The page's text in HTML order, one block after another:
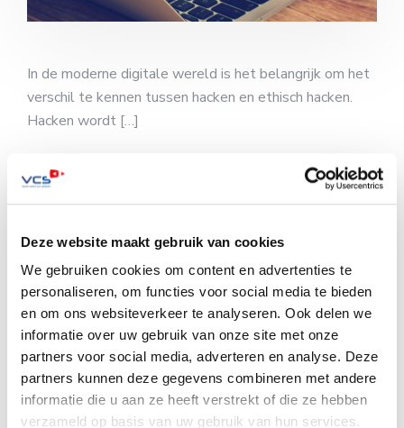
Deze website maakt gebruik van cookies
We gebruiken cookies om content en advertenties te
personaliseren, om functies voor social media te bieden
en om ons websiteverkeer te analyseren. Ook delen we
informatie over uw gebruik van onze site met onze
partners voor social media, adverteren en analyse. Deze
partners kunnen deze gegevens combineren met andere
informatie die u aan ze heeft verstrekt of die ze hebben
verzameld op basis van uw gebruik van hun services.
In de moderne digitale wereld is het belangrijk om het
verschil te kennen tussen hacken en ethisch hacken.
Hacken wordt […]
Social engineering:
manipulatie van
menselijke emoties
20 november 2025
Private ruimte
Publieke ruimte
Zorg